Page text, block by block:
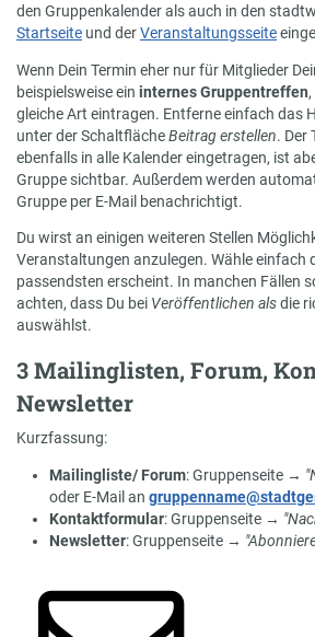
den Gruppenkalender als auch in den
Startseite und derVeranstaltungsseite
Wenn Dein Termin eher nur für Mitglieder
beispielsweise ein internes Gruppentreffen
gleiche Art eintragen. Entferne einfach das
unter der SchaltflächeBeitrag erstellen. Der
ebenfalls in alle Kalender eingetragen, ist
Gruppe sichtbar. Außerdem werden
Gruppe per E-Mail benachrichtigt.
Du wirst an einigen weiteren Stellen
Veranstaltungen anzulegen. Wähle einfach
passendsten erscheint. In manchen Fällen
achten, dass Du bei Veröffentlichen alsdie
auswählst.
3 Mailinglisten, Forum,
Newsletter
Kurzfassung:
Mailingliste/ Forum: Gruppenseite →
oder E-Mail an
Kontaktformular: Gruppenseite →
Newsletter: Gruppenseite →